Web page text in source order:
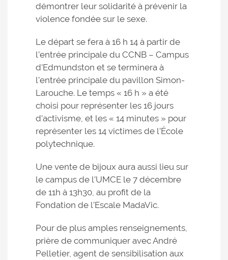
démontrer leur solidarité à prévenir la
violence fondée sur le sexe.
Le départ se fera à 16 h 14 à partir de
l’entrée principale du CCNB – Campus
d’Edmundston et se terminera à
l’entrée principale du pavillon Simon-
Larouche. Le temps « 16 h » a été
choisi pour représenter les 16 jours
d’activisme, et les « 14 minutes » pour
représenter les 14 victimes de l’École
polytechnique.
Une vente de bijoux aura aussi lieu sur
le campus de l’UMCE le 7 décembre
de 11h à 13h30, au profit de la
Fondation de l’Escale MadaVic.
Pour de plus amples renseignements,
prière de communiquer avec André
Pelletier, agent de sensibilisation aux